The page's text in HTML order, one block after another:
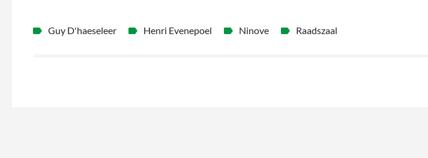
Guy D'haeseleer Henri Evenepoel Ninove Raadszaal